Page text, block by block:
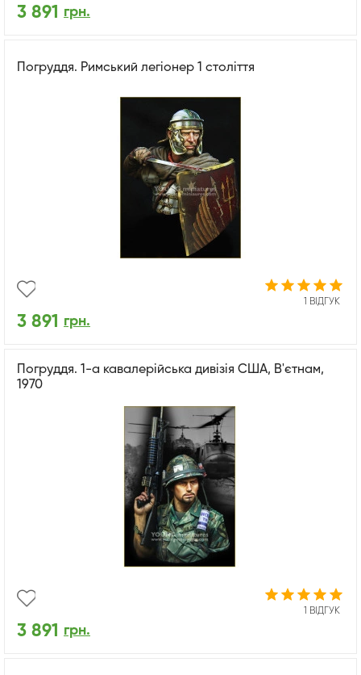
3 891 грн.
Погруддя. Римський легіонер 1 століття
1 ВІДГУК
3 891 грн.
Погруддя. 1-а кавалерійська дивізія США, В'єтнам,
1970
1 ВІДГУК
3 891 грн.